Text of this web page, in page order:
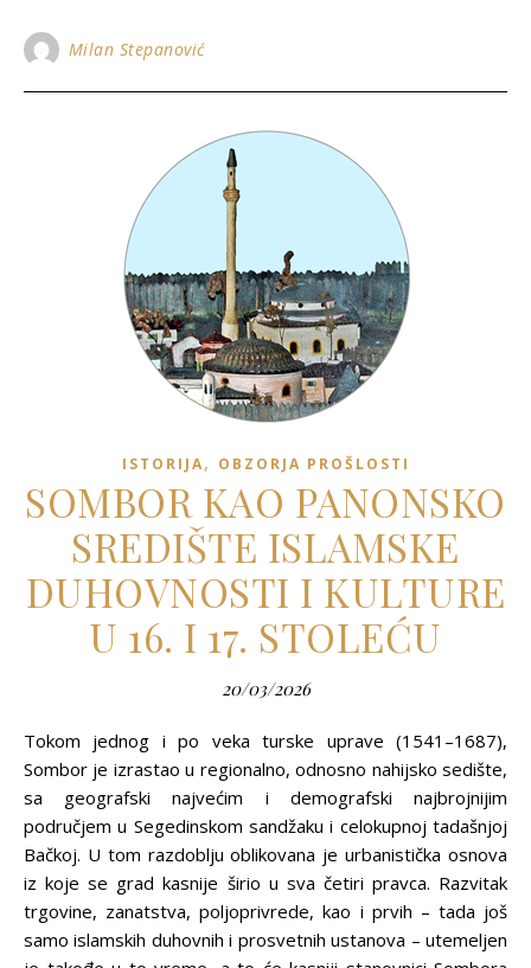
Milan Stepanović
ISTORIJA, OBZORJA PROŠLOSTI
SOMBOR KAO PANONSKO
SREDIŠTE ISLAMSKE
DUHOVNOSTI I KULTURE
U 16. I 17. STOLEĆU
20/03/2026
Tokom jednog i po veka turske uprave (1541–1687),
Sombor je izrastao u regionalno, odnosno nahijsko sedište,
sa geografski najvećim i demografski najbrojnijim
područjem u Segedinskom sandžaku i celokupnoj tadašnjoj
Bačkoj. U tom razdoblju oblikovana je urbanistička osnova
iz koje se grad kasnije širio u sva četiri pravca. Razvitak
trgovine, zanatstva, polјoprivrede, kao i prvih – tada još
samo islamskih duhovnih i prosvetnih ustanova – utemelјen